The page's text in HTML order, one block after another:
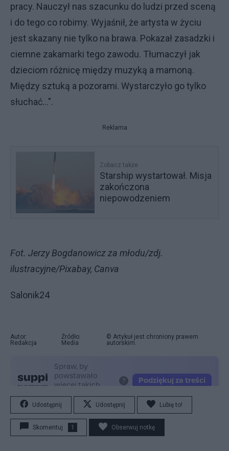
pracy. Nauczył nas szacunku do ludzi przed sceną
i do tego co robimy. Wyjaśnił, że artysta w życiu
jest skazany nie tylko na brawa. Pokazał zasadzki i
ciemne zakamarki tego zawodu. Tłumaczył jak
dzieciom różnicę między muzyką a mamoną.
Między sztuką a pozorami. Wystarczyło go tylko
słuchać...".
Reklama
Zobacz także
Starship wystartował. Misja
zakończona
niepowodzeniem
Fot. Jerzy Bogdanowicz za młodu/zdj.
ilustracyjne/Pixabay, Canva
Salonik24
Autor:
Redakcja
Źródło:
Media
© Artykuł jest chroniony prawem
autorskim.
Udostępnij Udostępnij Lubię to!
Skomentuj 1 Obserwuj notkę